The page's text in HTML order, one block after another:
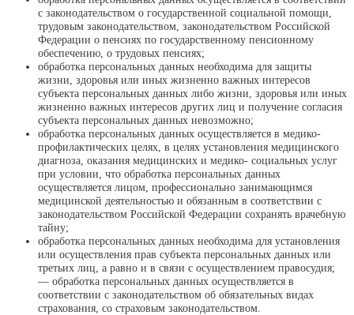
с законодательством о государственной социальной помощи,
трудовым законодательством, законодательством Российской
Федерации о пенсиях по государственному пенсионному
обеспечению, о трудовых пенсиях;
обработка персональных данных необходима для защиты
жизни, здоровья или иных жизненно важных интересов
субъекта персональных данных либо жизни, здоровья или иных
жизненно важных интересов других лиц и получение согласия
субъекта персональных данных невозможно;
обработка персональных данных осуществляется в медико-
профилактических целях, в целях установления медицинского
диагноза, оказания медицинских и медико- социальных услуг
при условии, что обработка персональных данных
осуществляется лицом, профессионально занимающимся
медицинской деятельностью и обязанным в соответствии с
законодательством Российской Федерации сохранять врачебную
тайну;
обработка персональных данных необходима для установления
или осуществления прав субъекта персональных данных или
третьих лиц, а равно и в связи с осуществлением правосудия;
— обработка персональных данных осуществляется в
соответствии с законодательством об обязательных видах
страхования, со страховым законодательством.